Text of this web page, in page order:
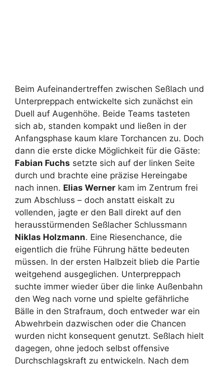
Beim Aufeinandertreffen zwischen Seßlach und
Unterpreppach entwickelte sich zunächst ein
Duell auf Augenhöhe. Beide Teams tasteten
sich ab, standen kompakt und ließen in der
Anfangsphase kaum klare Torchancen zu. Doch
dann die erste dicke Möglichkeit für die Gäste:
Fabian Fuchs setzte sich auf der linken Seite
durch und brachte eine präzise Hereingabe
nach innen. Elias Werner kam im Zentrum frei
zum Abschluss – doch anstatt eiskalt zu
vollenden, jagte er den Ball direkt auf den
herausstürmenden Seßlacher Schlussmann
Niklas Holzmann. Eine Riesenchance, die
eigentlich die frühe Führung hätte bedeuten
müssen. In der ersten Halbzeit blieb die Partie
weitgehend ausgeglichen. Unterpreppach
suchte immer wieder über die linke Außenbahn
den Weg nach vorne und spielte gefährliche
Bälle in den Strafraum, doch entweder war ein
Abwehrbein dazwischen oder die Chancen
wurden nicht konsequent genutzt. Seßlach hielt
dagegen, ohne jedoch selbst offensive
Durchschlagskraft zu entwickeln. Nach dem